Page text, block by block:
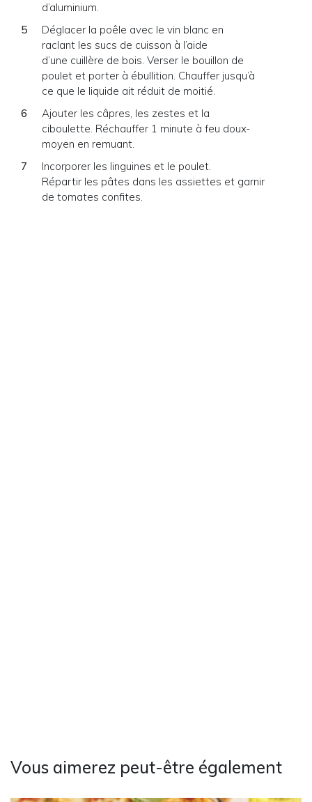
d’aluminium.
Déglacer la poêle avec le vin blanc en
raclant les sucs de cuisson à l’aide
d’une cuillère de bois. Verser le bouillon de
poulet et porter à ébullition. Chauffer jusqu’à
ce que le liquide ait réduit de moitié.
Ajouter les câpres, les zestes et la
ciboulette. Réchauffer 1 minute à feu doux-
moyen en remuant.
Incorporer les linguines et le poulet.
Répartir les pâtes dans les assiettes et garnir
de tomates confites.
Vous aimerez peut-être également